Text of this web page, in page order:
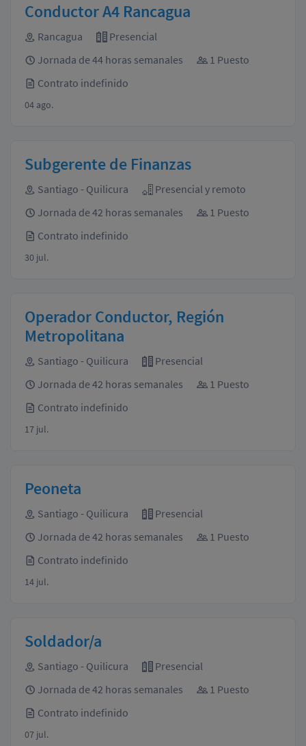
Conductor A4 Rancagua
Rancagua
Presencial
Jornada de 44 horas semanales
1 Puesto
Contrato indefinido
04 ago.
Subgerente de Finanzas
Santiago - Quilicura
Presencial y remoto
Jornada de 42 horas semanales
1 Puesto
Contrato indefinido
30 jul.
Operador Conductor, Región
Metropolitana
Santiago - Quilicura
Presencial
Jornada de 42 horas semanales
1 Puesto
Contrato indefinido
17 jul.
Peoneta
Santiago - Quilicura
Presencial
Jornada de 42 horas semanales
1 Puesto
Contrato indefinido
14 jul.
Soldador/a
Santiago - Quilicura
Presencial
Jornada de 42 horas semanales
1 Puesto
Contrato indefinido
07 jul.